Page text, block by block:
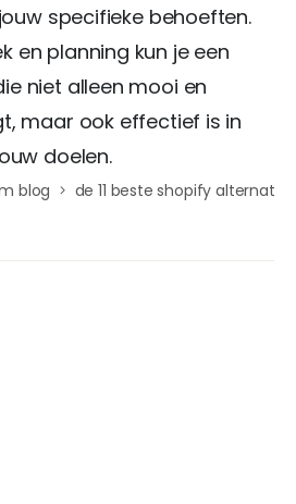
specifieke behoeften.
en planning kun je een
niet alleen mooi en
maar ook effectief is in
doelen.
blog de 11 beste shopify